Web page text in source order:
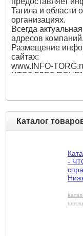
Тагила и области
организациях.
Всегда
адресов компаний.
Размещение
сайтах:
www.INFO-
ЧТО? ГДЕ?
ok.ru/spravka4611
Мы всегда
46-11-11, 45-11-11!
Каталог
-
torg.ru